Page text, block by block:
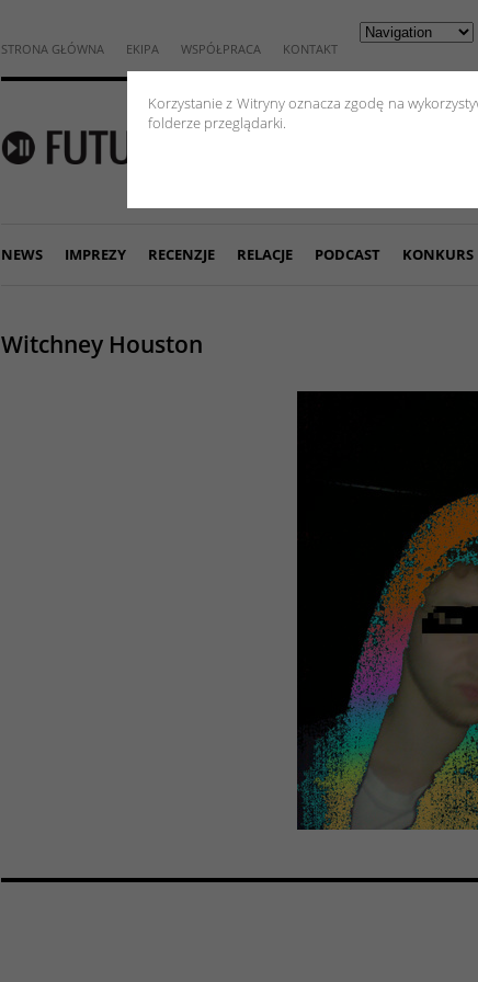
Korzystanie z Witryny oznacza zgodę na
folderze przeglądarki.
STRONA GŁÓWNA EKIPA WSPÓŁPRACA KONTAKT
NEWS IMPREZY RECENZJE RELACJE PODCAST KONKURS
Witchney Houston